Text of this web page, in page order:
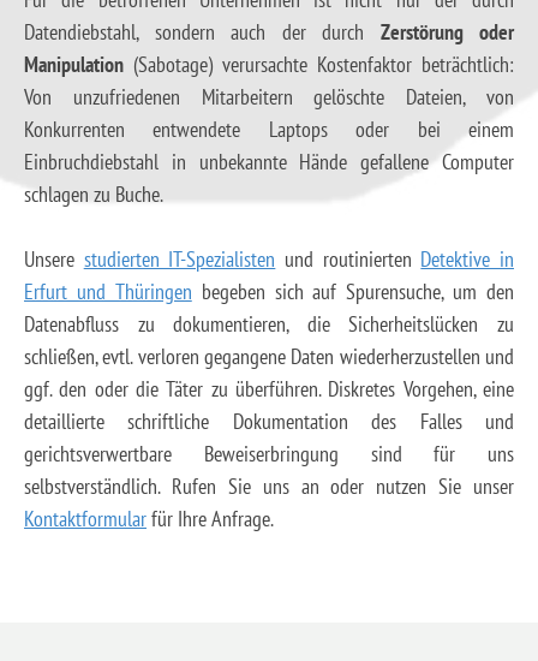
Datendiebstahl, sondern auch der durch Zerstörung oder
Manipulation (Sabotage) verursachte Kostenfaktor beträchtlich:
Von unzufriedenen Mitarbeitern gelöschte Dateien, von
Konkurrenten entwendete Laptops oder bei einem
Einbruchdiebstahl in unbekannte Hände gefallene Computer
schlagen zu Buche.
Unsere studierten IT-Spezialisten und routinierten Detektive in
Erfurt und Thüringen begeben sich auf Spurensuche, um den
Datenabfluss zu dokumentieren, die Sicherheitslücken zu
schließen, evtl. verloren gegangene Daten wiederherzustellen und
ggf. den oder die Täter zu überführen. Diskretes Vorgehen, eine
detaillierte schriftliche Dokumentation des Falles und
gerichtsverwertbare Beweiserbringung sind für uns
selbstverständlich. Rufen Sie uns an oder nutzen Sie unser
Kontaktformularfür Ihre Anfrage.